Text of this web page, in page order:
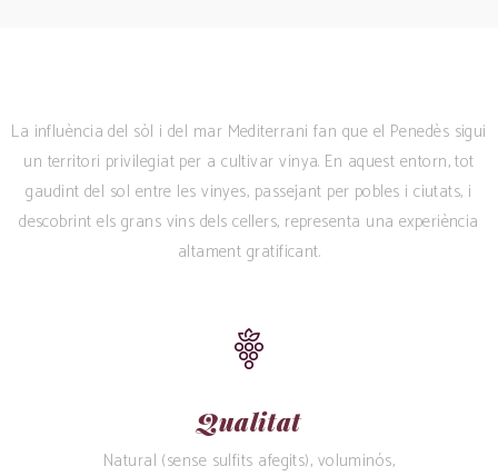
La influència del sòl i del mar Mediterrani fan que el Penedès sigui
un territori privilegiat per a cultivar vinya. En aquest entorn, tot
gaudint del sol entre les vinyes, passejant per pobles i ciutats, i
descobrint els grans vins dels cellers, representa una experiència
altament gratificant.
Qualitat
Natural (sense sulfits afegits), voluminós,